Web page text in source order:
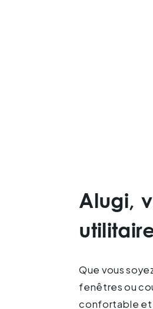
Alugi,
Que vous
fenêtres ou
confortable et
Nos
conçus avec
d'utilisation.